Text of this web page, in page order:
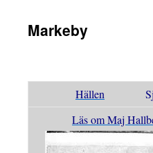
Markeby
Hällen
Läs om Maj